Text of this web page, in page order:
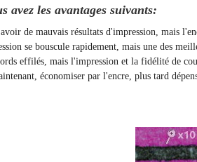
avez les avantages suivants:
de mauvais résultats d'impression, mais
se bouscule rapidement, mais une des
effilés, mais l'impression et la fidélité de
économiser par l'encre, plus tard